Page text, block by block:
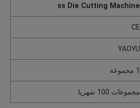
ss Die Cutting Machine
CE
YAOYU
1 مجموعة
مجموعات 100 شهريا